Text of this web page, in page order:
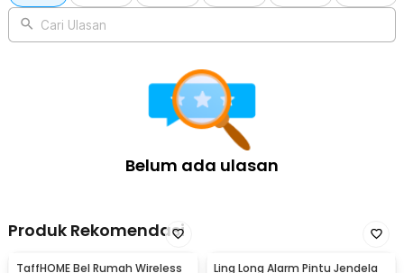
Cari Ulasan
Belum ada ulasan
Produk Rekomendasi
TaffHOME Bel Rumah Wireless
Ling Long Alarm Pintu Jendela